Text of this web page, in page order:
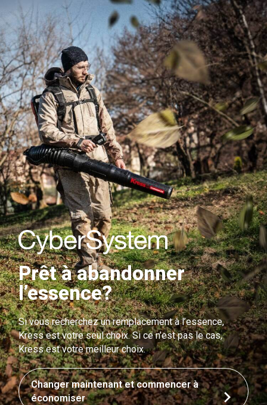
Prêt à abandonner
l’essence?
Si vous recherchez un remplacement à l’essence,
Kress est votre seul choix. Si ce n’est pas le cas,
Kress est votre meilleur choix.
Changer maintenant et commencer à
économiser